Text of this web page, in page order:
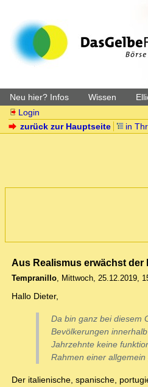
Neu hier? Infos Wissen
Login
zurück zur Hauptseite
in
Aus Realismus erwächst der
Tempranillo, Mittwoch, 25.12.2019,
Hallo Dieter,
Da bin ganz bei diesem
Bevölkerungen
Jahrzehnte keine
Rahmen einer
Der italienische, spanische,